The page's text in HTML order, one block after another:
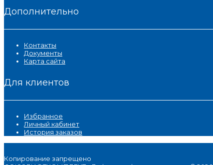
Дополнительно
Контакты
Документы
Карта сайта
Для клиентов
Избранное
Личный кабинет
История заказов
Копирование запрещено